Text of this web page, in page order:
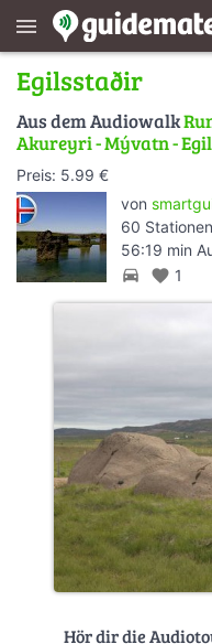
menu
Egilsstaðir
Aus dem Audiowalk
Akureyri - Mývatn -
Preis: 5.99 €
von
60 Stationen
56:19 min
directions_car favorite 1
Hör dir die